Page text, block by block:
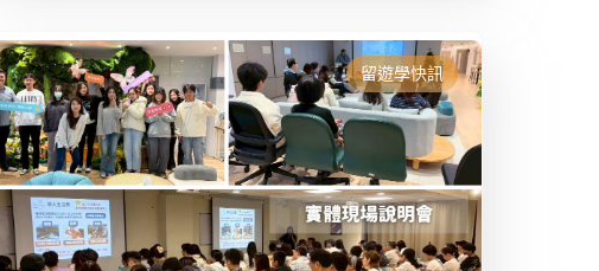
留遊學快訊